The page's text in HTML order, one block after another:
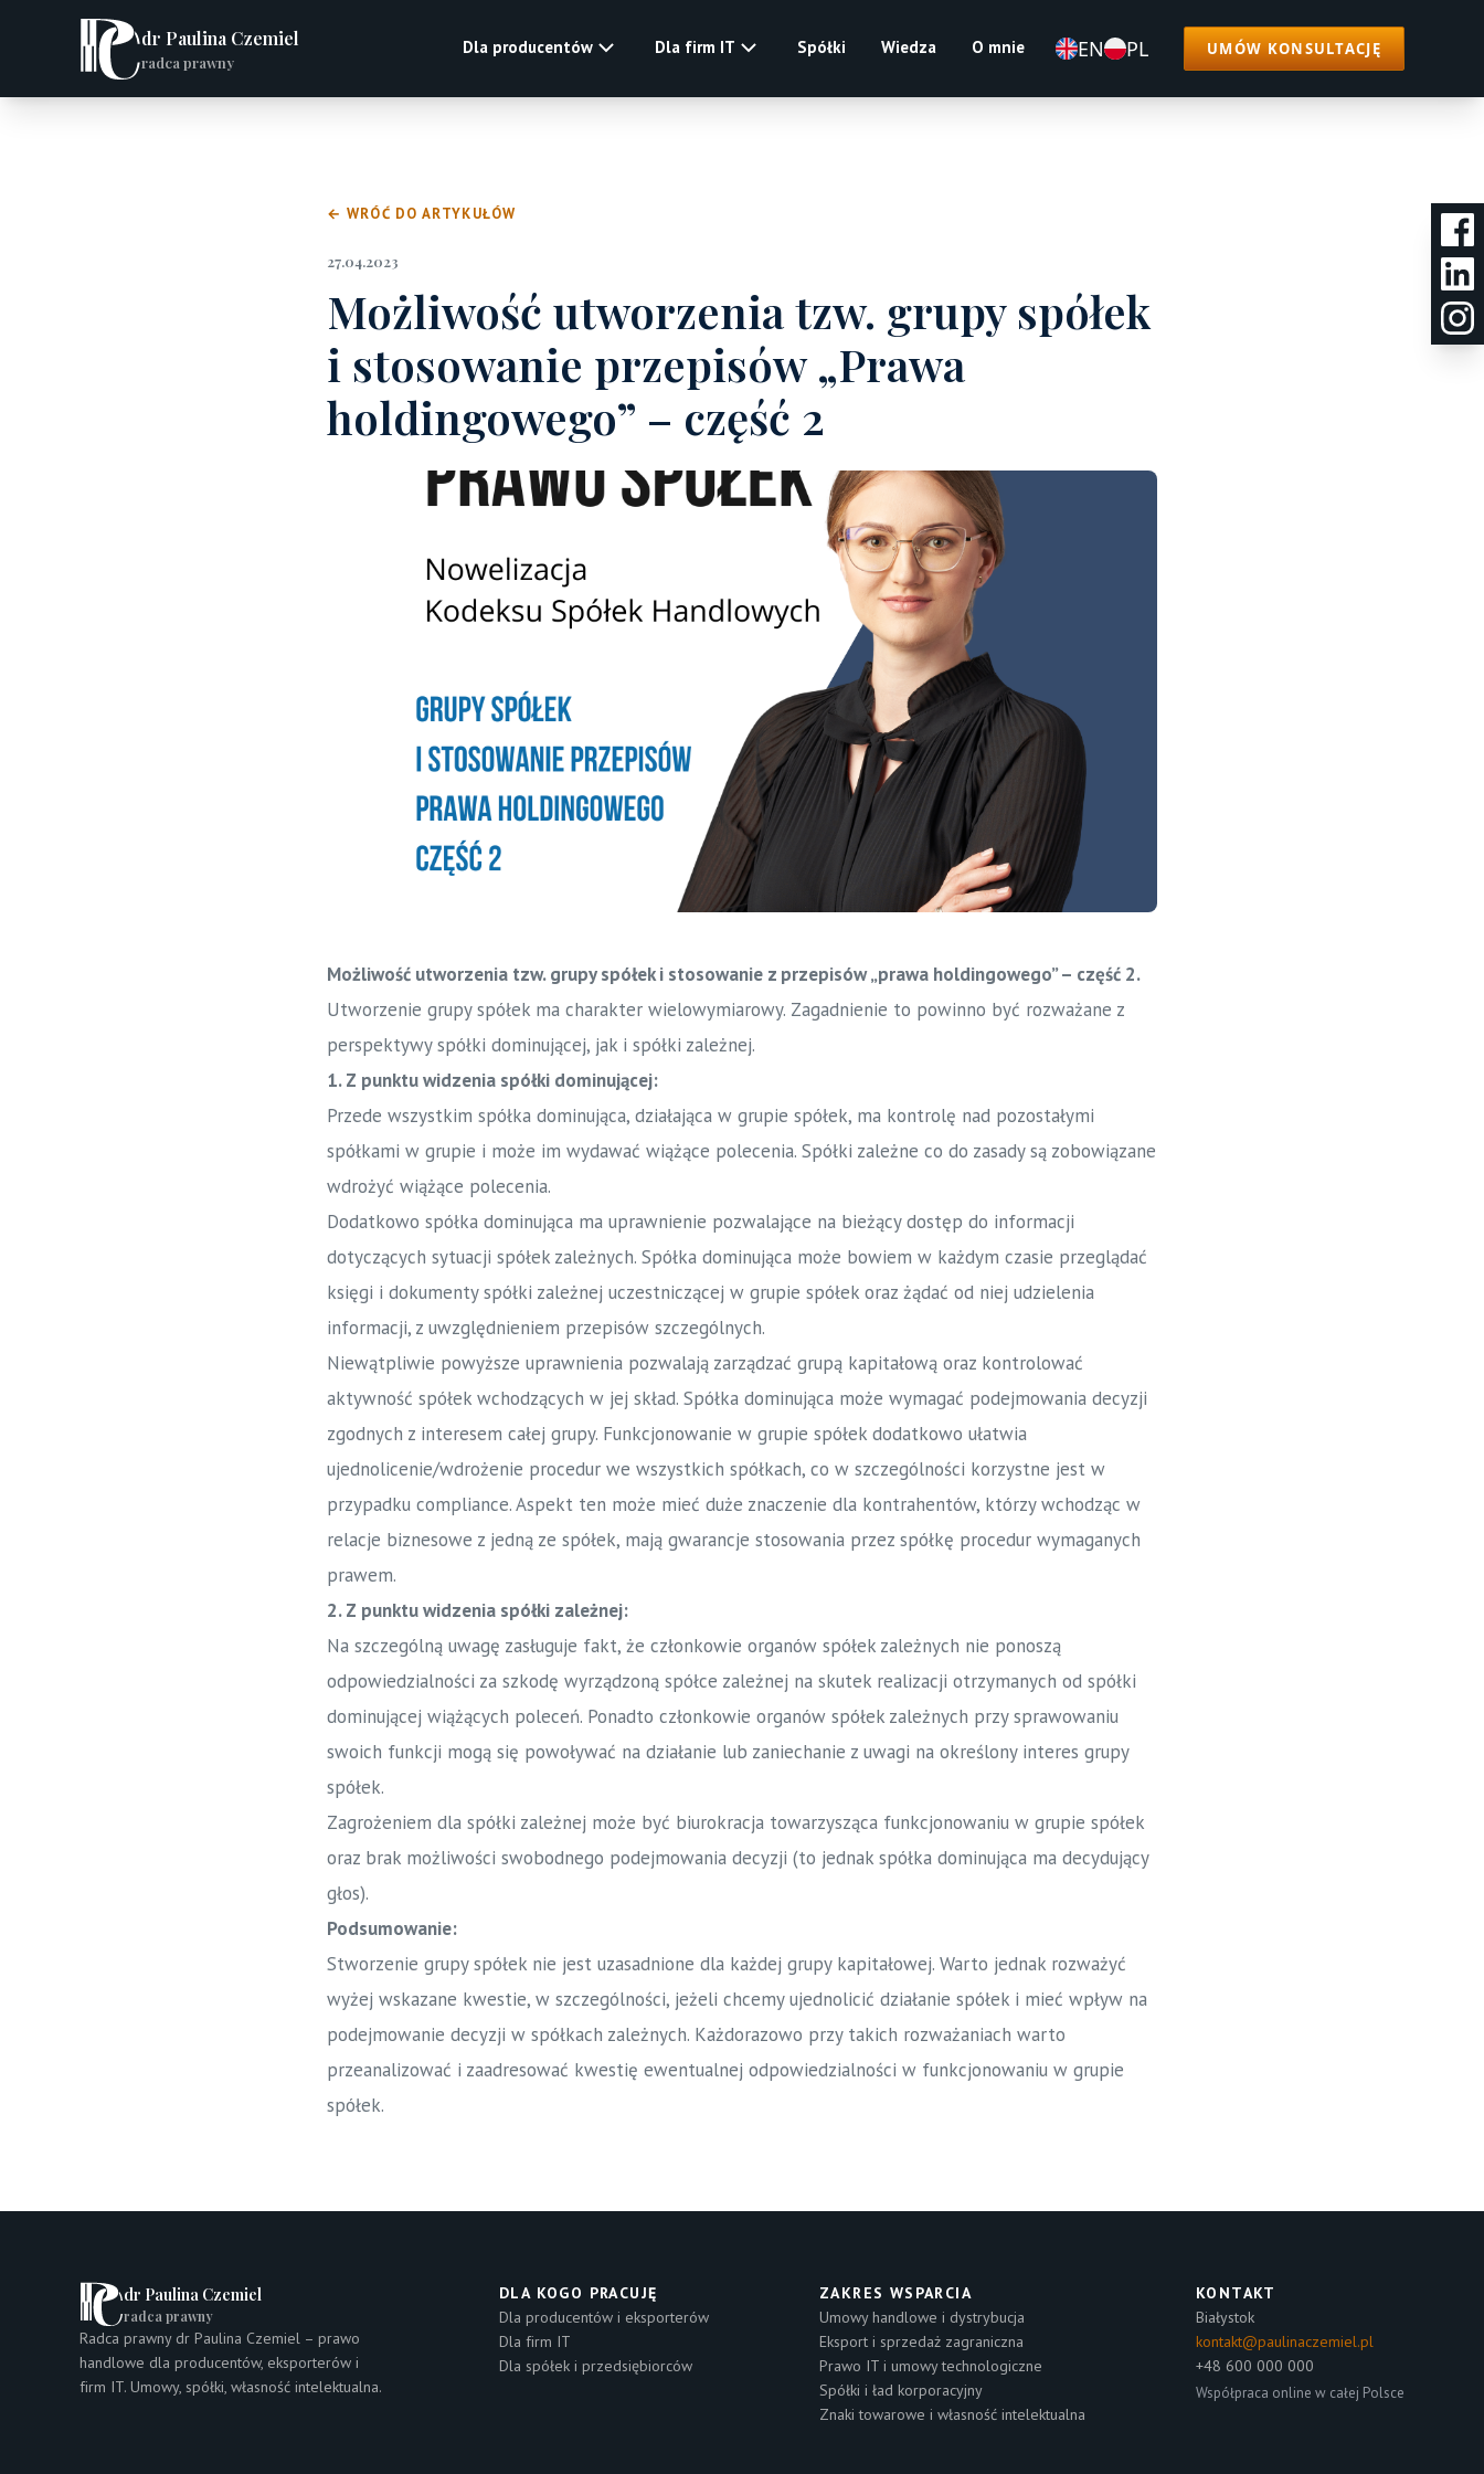
dr Paulina Czemiel
radca prawny
Dla producentów Dla firm IT Spółki Wiedza O mnie EN PL UMÓW KONSULTACJĘ
← WRÓĆ DO ARTYKUŁÓW
27.04.2023
Możliwość utworzenia tzw. grupy spółek
i stosowanie przepisów „Prawa
holdingowego” – część 2
Możliwość utworzenia tzw. grupy spółek i stosowanie z przepisów „prawa holdingowego” – część 2.
Utworzenie grupy spółek ma charakter wielowymiarowy. Zagadnienie to powinno być rozważane z
perspektywy spółki dominującej, jak i spółki zależnej.
1. Z punktu widzenia spółki dominującej:
Przede wszystkim spółka dominująca, działająca w grupie spółek, ma kontrolę nad pozostałymi
spółkami w grupie i może im wydawać wiążące polecenia. Spółki zależne co do zasady są zobowiązane
wdrożyć wiążące polecenia.
Dodatkowo spółka dominująca ma uprawnienie pozwalające na bieżący dostęp do informacji
dotyczących sytuacji spółek zależnych. Spółka dominująca może bowiem w każdym czasie przeglądać
księgi i dokumenty spółki zależnej uczestniczącej w grupie spółek oraz żądać od niej udzielenia
informacji, z uwzględnieniem przepisów szczególnych.
Niewątpliwie powyższe uprawnienia pozwalają zarządzać grupą kapitałową oraz kontrolować
aktywność spółek wchodzących w jej skład. Spółka dominująca może wymagać podejmowania decyzji
zgodnych z interesem całej grupy. Funkcjonowanie w grupie spółek dodatkowo ułatwia
ujednolicenie/wdrożenie procedur we wszystkich spółkach, co w szczególności korzystne jest w
przypadku compliance. Aspekt ten może mieć duże znaczenie dla kontrahentów, którzy wchodząc w
relacje biznesowe z jedną ze spółek, mają gwarancje stosowania przez spółkę procedur wymaganych
prawem.
2. Z punktu widzenia spółki zależnej:
Na szczególną uwagę zasługuje fakt, że członkowie organów spółek zależnych nie ponoszą
odpowiedzialności za szkodę wyrządzoną spółce zależnej na skutek realizacji otrzymanych od spółki
dominującej wiążących poleceń. Ponadto członkowie organów spółek zależnych przy sprawowaniu
swoich funkcji mogą się powoływać na działanie lub zaniechanie z uwagi na określony interes grupy
spółek.
Zagrożeniem dla spółki zależnej może być biurokracja towarzysząca funkcjonowaniu w grupie spółek
oraz brak możliwości swobodnego podejmowania decyzji (to jednak spółka dominująca ma decydujący
głos).
Podsumowanie:
Stworzenie grupy spółek nie jest uzasadnione dla każdej grupy kapitałowej. Warto jednak rozważyć
wyżej wskazane kwestie, w szczególności, jeżeli chcemy ujednolicić działanie spółek i mieć wpływ na
podejmowanie decyzji w spółkach zależnych. Każdorazowo przy takich rozważaniach warto
przeanalizować i zaadresować kwestię ewentualnej odpowiedzialności w funkcjonowaniu w grupie
spółek.
dr Paulina Czemiel
radca prawny
Radca prawny dr Paulina Czemiel – prawo
handlowe dla producentów, eksporterów i
firm IT. Umowy, spółki, własność intelektualna.
DLA KOGO PRACUJĘ
Dla producentów i eksporterów
Dla firm IT
Dla spółek i przedsiębiorców
ZAKRES WSPARCIA
Umowy handlowe i dystrybucja
Eksport i sprzedaż zagraniczna
Prawo IT i umowy technologiczne
Spółki i ład korporacyjny
Znaki towarowe i własność intelektualna
KONTAKT
Białystok
kontakt@paulinaczemiel.pl
+48 600 000 000
Współpraca online w całej Polsce